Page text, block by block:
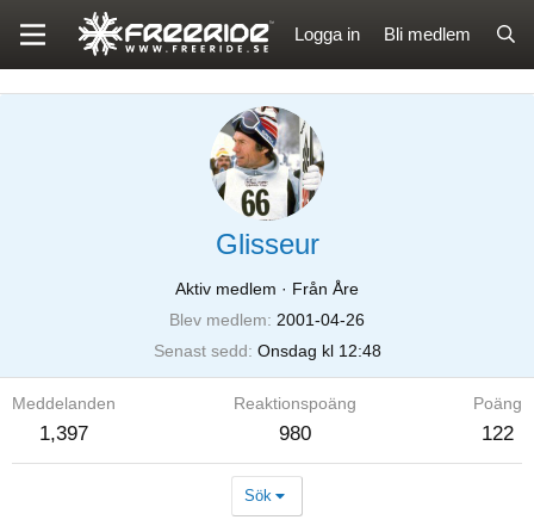
Logga in Bli medlem
Glisseur
Aktiv medlem · Från Åre
Blev medlem
2001-04-26
Senast sedd Onsdag kl 12:48
Meddelanden
1,397
Reaktionspoäng
980
Poäng
122
Sök